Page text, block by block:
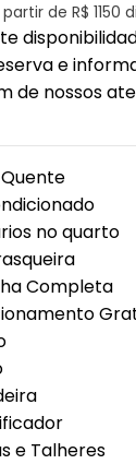
de R$
e
de nossos
no quarto
Completa
e Talheres